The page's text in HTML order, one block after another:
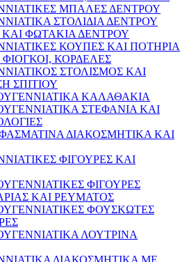
ΜΠΑΛΕΣ ΔΕΝΤΡΟΥ
ΣΤΟΛΙΔΙΑ ΔΕΝΤΡΟΥ
ΦΩΤΑΚΙΑ ΔΕΝΤΡΟΥ
ΚΟΥΠΕΣ ΚΑΙ ΠΟΤΗΡΙΑ
ΦΙΟΓΚΟΙ, ΚΟΡΔΕΛΕΣ
ΣΤΟΛΙΣΜΟΣ ΚΑΙ
ΣΠΙΤΙΟΥ
ΚΑΛΑΘΑΚΙΑ
ΣΤΕΦΑΝΙΑ ΚΑΙ
ΔΙΑΚΟΣΜΗΤΙΚΑ ΚΑΙ
ΦΙΓΟΥΡΕΣ ΚΑΙ
ΦΙΓΟΥΡΕΣ
ΚΑΙ ΡΕΥΜΑΤΟΣ
ΦΟΥΣΚΩΤΕΣ
ΛΟΥΤΡΙΝΑ